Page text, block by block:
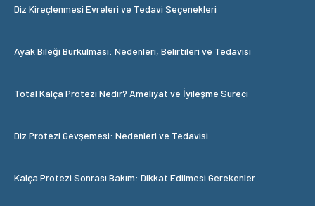
Diz Kireçlenmesi Evreleri ve Tedavi Seçenekleri
Ayak Bileği Burkulması: Nedenleri, Belirtileri ve Tedavisi
Total Kalça Protezi Nedir? Ameliyat ve İyileşme Süreci
Diz Protezi Gevşemesi: Nedenleri ve Tedavisi
Kalça Protezi Sonrası Bakım: Dikkat Edilmesi Gerekenler